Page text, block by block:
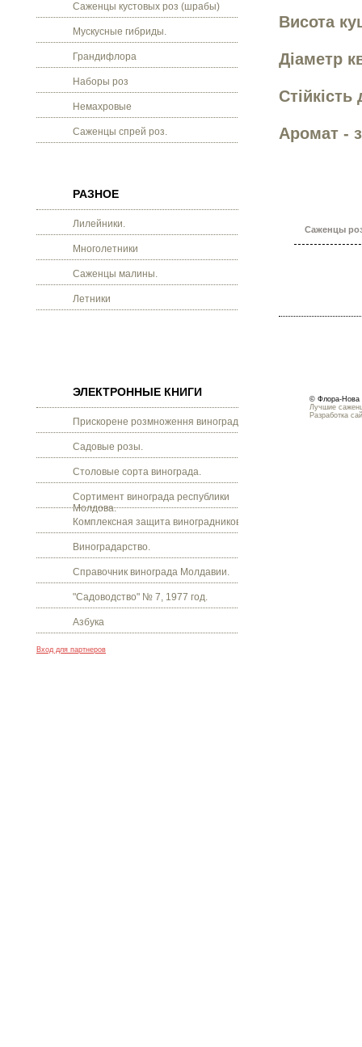
Саженцы кустовых роз (шрабы)
Мускусные гибриды.
Грандифлора
Наборы роз
Немахровые
Саженцы спрей роз.
РАЗНОЕ
Лилейники.
Многолетники
Саженцы малины.
Летники
ЭЛЕКТРОННЫЕ КНИГИ
Прискорене розмноження винограду.
Садовые розы.
Столовые сорта винограда.
Сортимент винограда республики
Молдова.
Комплексная защита виноградников.
Виноградарство.
Справочник винограда Молдавии.
"Садоводство" № 7, 1977 год.
Азбука
Вход для партнеров
Висота
Діаметр
Аромат -
Саженцы
© Флора-Нова
Лучшие
Разработка